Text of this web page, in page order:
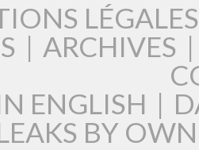
LÉGALES
| ARCHIVES |
ENGLISH |
BY